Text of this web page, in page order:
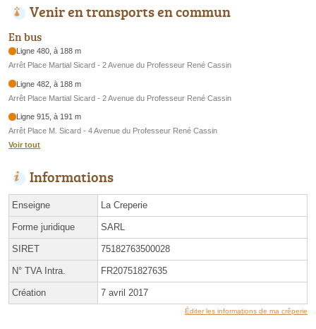
Venir en transports en commun
En bus
Ligne 480, à 188 m
Arrêt Place Martial Sicard - 2 Avenue du Professeur René Cassin
Ligne 482, à 188 m
Arrêt Place Martial Sicard - 2 Avenue du Professeur René Cassin
Ligne 915, à 191 m
Arrêt Place M. Sicard - 4 Avenue du Professeur René Cassin
Voir tout
Informations
Enseigne La Creperie
Forme juridique SARL
SIRET 75182763500028
N° TVA Intra. FR20751827635
Création 7 avril 2017
Éditer les informations de ma crêperie